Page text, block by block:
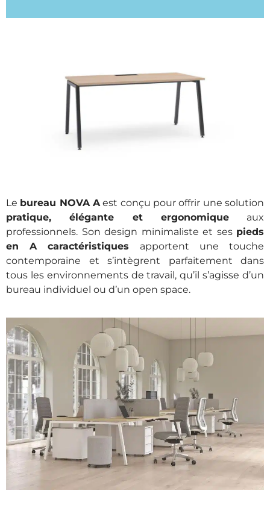
Le bureau NOVA Aest conçu pour offrir une solution
pratique, élégante et ergonomiqueaux
professionnels. Son design minimaliste et ses pieds
en A caractéristiques apportent une touche
contemporaine et s’intègrent parfaitement dans
tous les environnements de travail, qu’il s’agisse d’un
bureau individuel ou d’un open space.